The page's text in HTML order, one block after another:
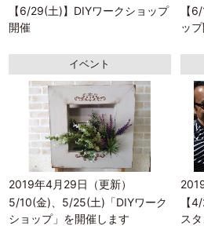
【6/29(土)】DIYワークショップ
開催
【
ッ
イベント
2019年4月29日（更新）
5/10(金)、5/25(土)「DIYワーク
ショップ」を開催します
【
ス